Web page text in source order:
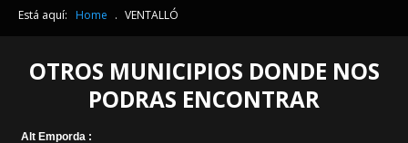
Está aquí: Home . VENTALLÓ
OTROS MUNICIPIOS DONDE NOS
PODRAS ENCONTRAR
Alt Emporda :